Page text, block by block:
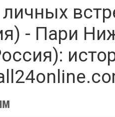
личных
- Пари